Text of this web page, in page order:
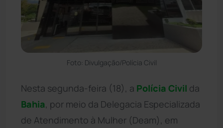
Foto: Divulgação/Polícia Civil
Nesta segunda-feira (18), a Polícia Civil da
Bahia, por meio da Delegacia Especializada
de Atendimento à Mulher (Deam), em